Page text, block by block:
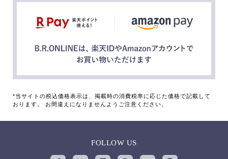
*当サイトの税込価格表示は、掲載時の消費税率に応じた価格で記載して
おります。 お間違えになりませんようご注意ください。
FOLLOW US